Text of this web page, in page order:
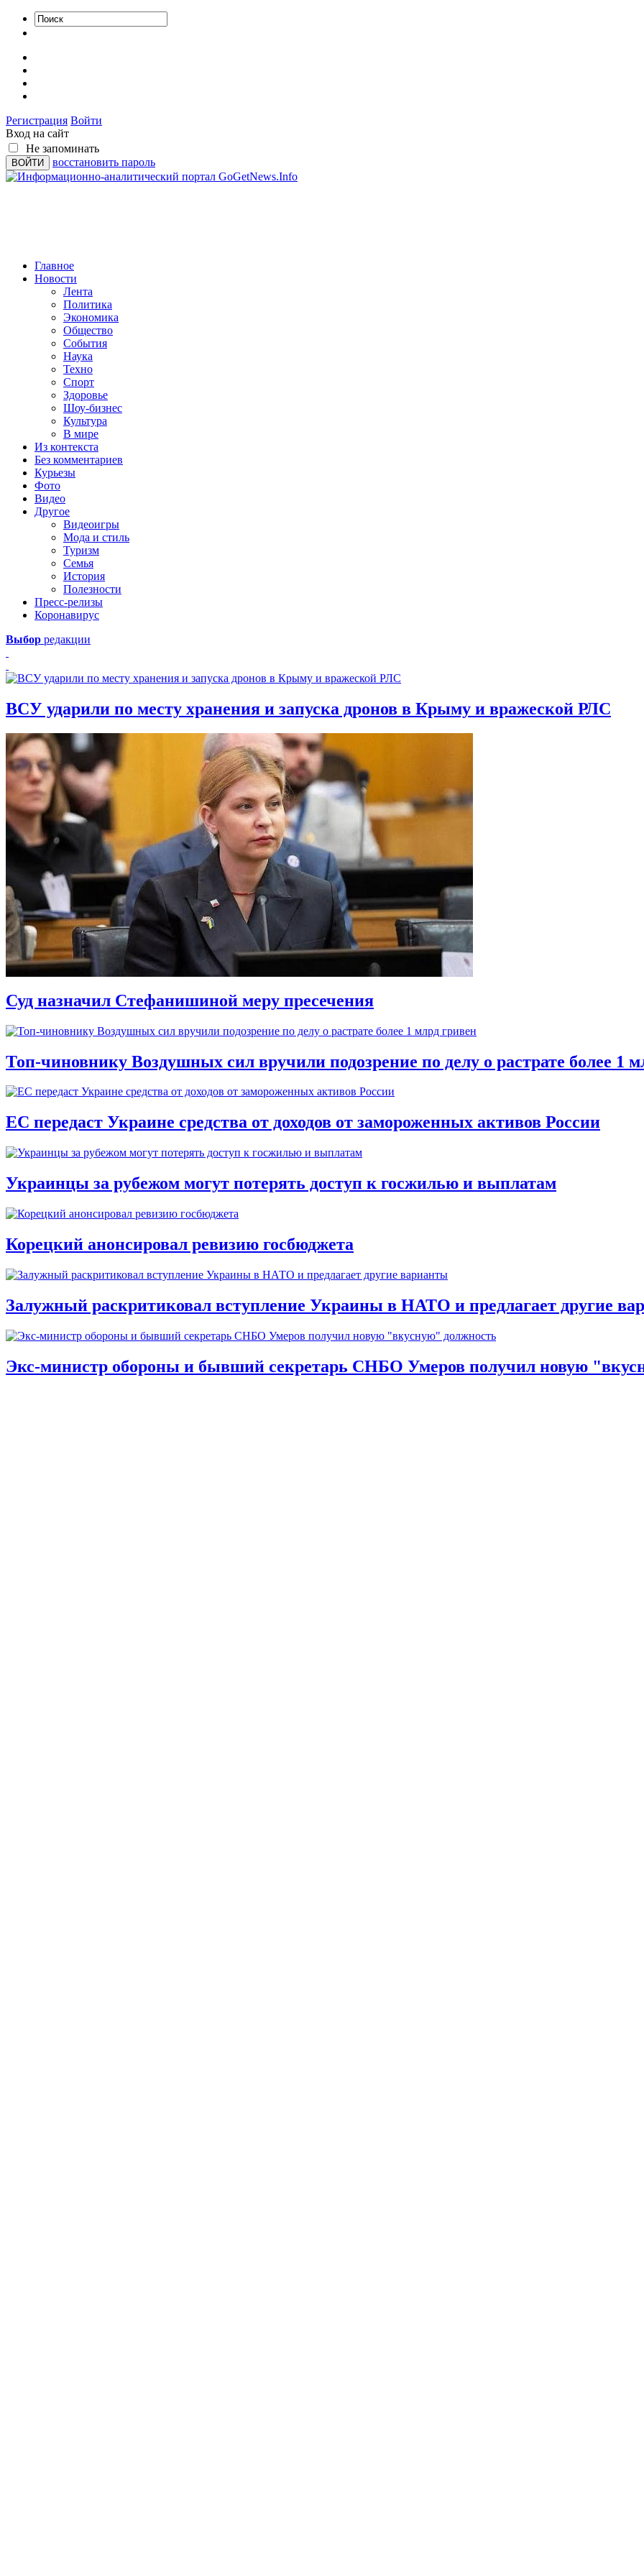
Регистрация Войти
Вход на сайт
Не запоминать
восстановить пароль
Главное
Новости
Лента
Политика
Экономика
Общество
События
Наука
Техно
Спорт
Здоровье
Шоу-бизнес
Культура
В мире
Из контекста
Без комментариев
Курьезы
Фото
Видео
Другое
Видеоигры
Мода и стиль
Туризм
Семья
История
Полезности
Пресс-релизы
Коронавирус
Выбор редакции
ВСУ ударили по месту хранения и запуска дронов в Крыму и вражеской РЛС
Суд назначил Стефанишиной меру пресечения
Топ-чиновнику Воздушных сил вручили подозрение по делу о растрате более 1
ЕС передаст Украине средства от доходов от замороженных активов России
Украинцы за рубежом могут потерять доступ к госжилью и выплатам
Корецкий анонсировал ревизию госбюджета
Залужный раскритиковал вступление Украины в НАТО и предлагает другие
Экс-министр обороны и бывший секретарь СНБО Умеров получил новую